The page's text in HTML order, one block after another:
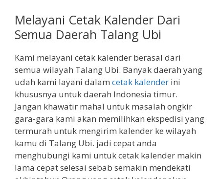
Melayani Cetak Kalender Dari
Semua Daerah Talang Ubi
Kami melayani cetak kalender berasal dari
semua wilayah Talang Ubi. Banyak daerah yang
udah kami layani dalam cetak kalender ini
khususnya untuk daerah Indonesia timur.
Jangan khawatir mahal untuk masalah ongkir
gara-gara kami akan memilihkan ekspedisi yang
termurah untuk mengirim kalender ke wilayah
kamu di Talang Ubi. jadi cepat anda
menghubungi kami untuk cetak kalender makin
lama cepat selesai sebab semakin mendekati